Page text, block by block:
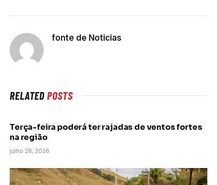
fonte de Noticias
RELATEDPOSTS
Terça-feira poderá ter rajadas de ventos fortes
na região
julho 28, 2026